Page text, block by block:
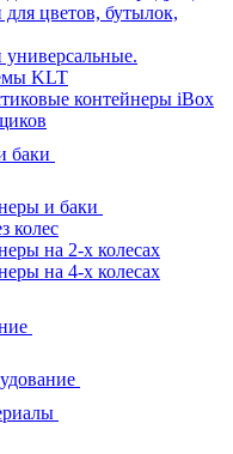
цветов, бутылок,
KLT
контейнеры iBox
баки
и баки
колес
на 2-х колесах
на 4-х колесах